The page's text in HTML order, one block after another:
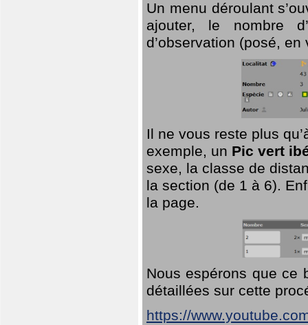
Un menu déroulant
ajouter, le nombre
d’observation (posé,
Il ne vous reste plus
exemple, un Pic vert
sexe, la classe de
la section (de 1 à 6).
la page.
Nous espérons que ce
détaillées sur cette
https://